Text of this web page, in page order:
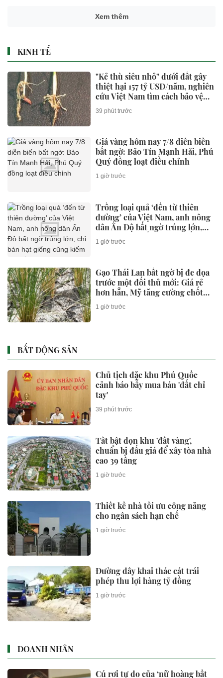
Xem thêm
KINH TẾ
"Kẻ thù siêu nhỏ" dưới đất gây
thiệt hại 157 tỷ USD/năm, nghiên
cứu Việt Nam tìm cách bảo vệ
cây lúa
39 phút trước
Giá vàng hôm nay 7/8 diễn biến
bất ngờ: Bảo Tín Mạnh Hải, Phú
Quý đồng loạt điều chỉnh
1 giờ trước
Trồng loại quả ‘đến từ thiên
đường’ của Việt Nam, anh nông
dân Ấn Độ bất ngờ trúng lớn,
chỉ bán hạt giống cũng kiếm
bộn tiền
1 giờ trước
Gạo Thái Lan bất ngờ bị đe dọa
trước một đối thủ mới: Giá rẻ
hơn hẳn, Mỹ tăng cường chốt
đơn
1 giờ trước
BẤT ĐỘNG SẢN
Chủ tịch đặc khu Phú Quốc
cảnh báo bẫy mua bán 'đất chỉ
tay'
39 phút trước
Tất bật dọn khu 'đất vàng',
chuẩn bị đấu giá để xây tòa nhà
cao 39 tầng
1 giờ trước
Thiết kế nhà tối ưu công năng
cho ngân sách hạn chế
1 giờ trước
Đường dây khai thác cát trái
phép thu lợi hàng tỷ đồng
1 giờ trước
DOANH NHÂN
Cú rơi tự do của ‘nữ hoàng bất